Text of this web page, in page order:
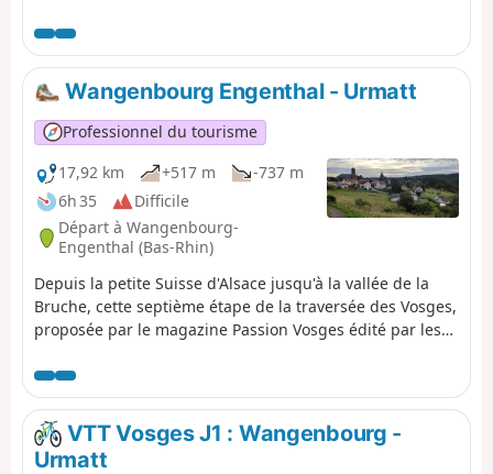
racontée par Christian Bach dans le magazine Passion
Vosges édité par les DNA et L'Alsace.
Wangenbourg Engenthal - Urmatt
Professionnel du tourisme
17,92 km
+517 m
-737 m
6h 35
Difficile
Départ à Wangenbourg-
Engenthal (Bas-Rhin)
Depuis la petite Suisse d'Alsace jusqu'à la vallée de la
Bruche, cette septième étape de la traversée des Vosges,
proposée par le magazine Passion Vosges édité par les
du Schneeberg et découvrir les châteaux et la Cascade
du Nideck entre Wangenbourg-Engenthal et Urmatt. Une
étape racontée par Romain Gascon. Tout le trajet se fait
en suivant le Rectangle Rouge, sauf indication contraire.
VTT Vosges J1 : Wangenbourg -
Urmatt